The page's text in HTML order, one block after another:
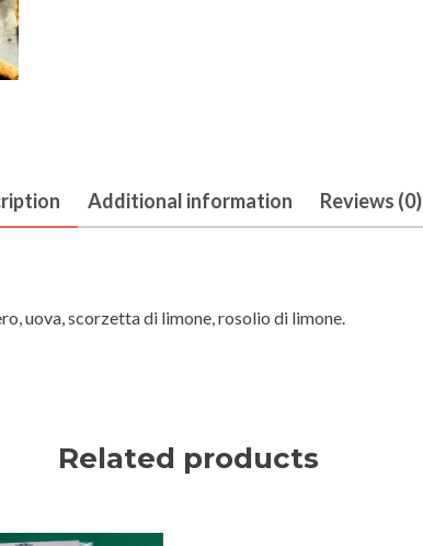
Additional information Reviews (0)
uova, scorzetta di limone, rosolio di limone.
Related products